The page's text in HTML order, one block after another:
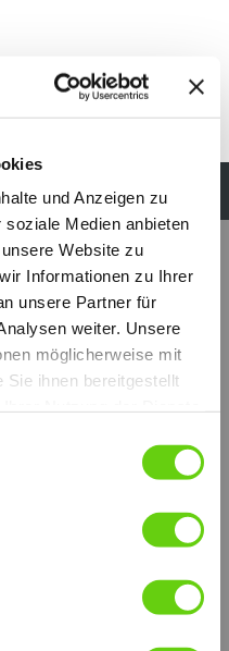
und Anzeigen zu
Medien anbieten
Website zu
Informationen zu Ihrer
unsere Partner für
weiter. Unsere
möglicherweise mit
Sie ihnen bereitgestellt